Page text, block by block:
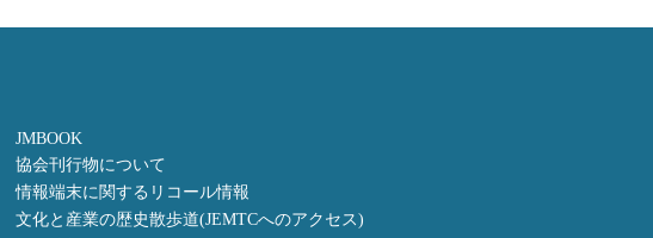
JMBOOK
協会刊行物について
情報端末に関するリコール情報
文化と産業の歴史散歩道(JEMTCへのアクセス)